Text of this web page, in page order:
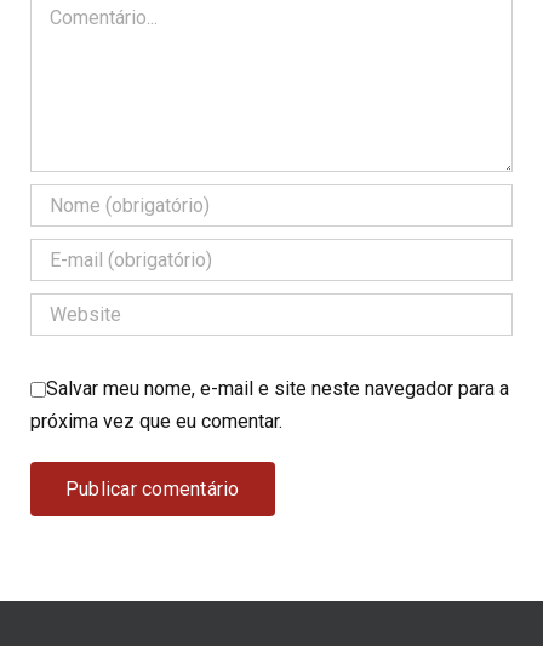
Comentário
Salvar meu nome, e-mail e site neste navegador para a
próxima vez que eu comentar.